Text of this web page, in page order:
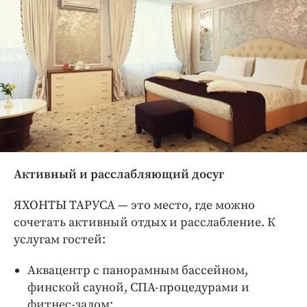
Активный и расслабляющий досуг
ЯХОНТЫ ТАРУСА — это место, где можно
сочетать активный отдых и расслабление. К
услугам гостей:
Аквацентр с панорамным бассейном,
финской сауной, СПА-процедурами и